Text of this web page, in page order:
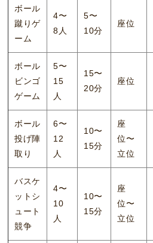
ボール
蹴りゲ
ーム
4〜
8人
5〜
10分
座位
ボール
ビンゴ
ゲーム
5〜
15
人
15〜
20分
座位
ボール
投げ陣
取り
6〜
12
人
10〜
15分
座
位〜
立位
バスケ
ットシ
ュート
競争
4〜
10
人
10〜
15分
座
位〜
立位